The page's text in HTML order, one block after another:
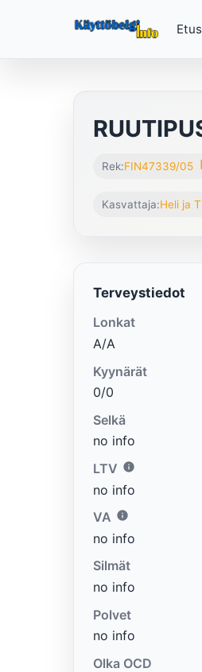
Rek:FIN47339/05
Kasvattaja:Heli ja
Terveystiedot
Lonkat
A/A
Kyynärät
0/0
Selkä
no info
LTV
no info
VA
no info
Silmät
no info
Polvet
no info
Olka OCD